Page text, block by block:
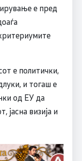
е пред
е политички,
и тогаш е
од ЕУ да
јасна визија и